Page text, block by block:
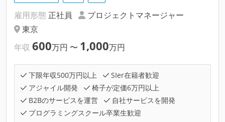
雇用形態 正社員
プロジェクトマネージャー
東京
年収 600万円 〜 1,000万円
下限年収500万円以上
SIer在籍者歓迎
アジャイル開発
椅子が定価6万円以上
B2Bのサービスを運営
自社サービスを開発
プログラミングスクール卒業生歓迎